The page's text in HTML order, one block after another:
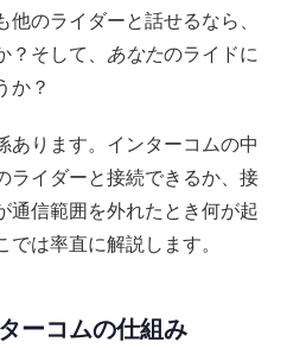
のライダーと話せるなら、
そして、 あなたのライドに
か？
あります。インターコムの中
ライダーと接続できるか、接
通信範囲を外れたとき何が起
は率直に解説します。
ーコムの仕組み